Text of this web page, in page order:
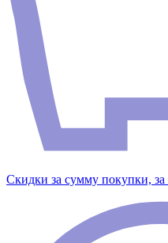
Скидки за сумму покупки, за